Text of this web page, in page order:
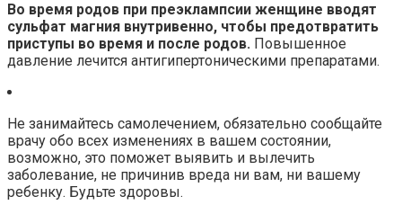
Во время родов при преэклампсии женщине вводят
сульфат магния внутривенно, чтобы предотвратить
приступы во время и после родов. Повышенное
давление лечится антигипертоническими препаратами.
Не занимайтесь самолечением, обязательно сообщайте
врачу обо всех изменениях в вашем состоянии,
возможно, это поможет выявить и вылечить
заболевание, не причинив вреда ни вам, ни вашему
ребенку. Будьте здоровы.